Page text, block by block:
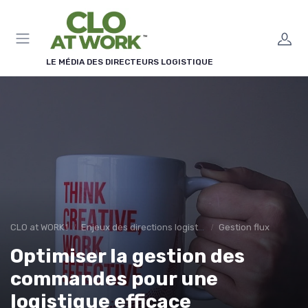
LE MÉDIA DES DIRECTEURS LOGISTIQUE
CLO at WORK ! Enjeux des directions logistiques Gestion flux
Optimiser la gestion des
commandes pour une
logistique efficace
Panneau de gestion des cookies